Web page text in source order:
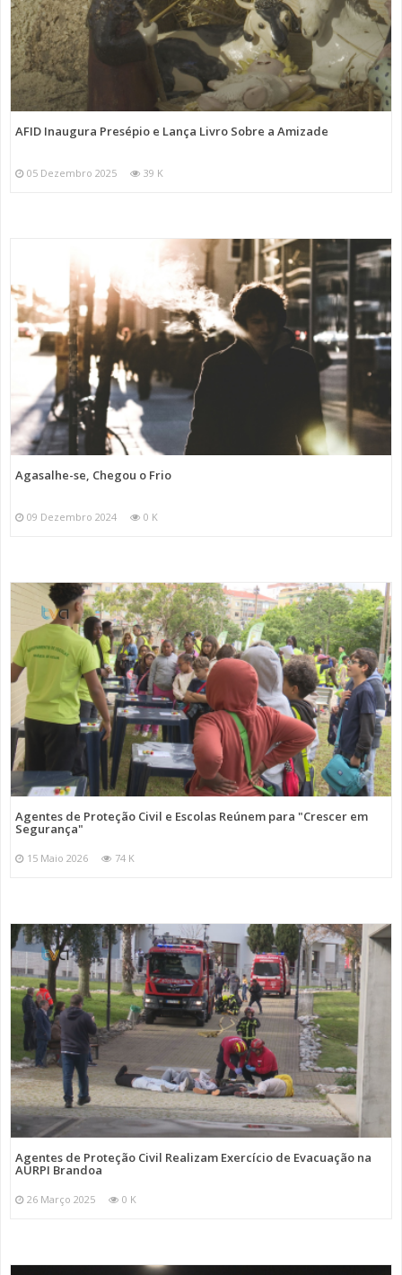
AFID Inaugura Presépio e Lança Livro Sobre a Amizade
05 Dezembro 2025 39 K
Agasalhe-se, Chegou o Frio
09 Dezembro 2024 0 K
Agentes de Proteção Civil e Escolas Reúnem para "Crescer em
Segurança"
15 Maio 2026 74 K
Agentes de Proteção Civil Realizam Exercício de Evacuação na
AURPI Brandoa
26 Março 2025 0 K